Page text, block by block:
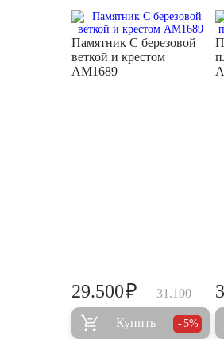
Памятник С березовой
веткой и крестом
AM1689
31.100
29.500₽
Купить 5%